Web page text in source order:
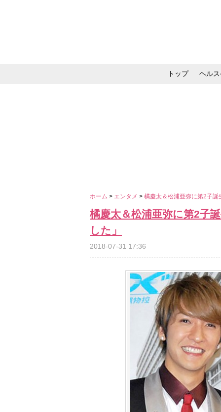
トップ ヘル
ホーム > エンタメ > 橘慶太＆松浦亜弥に第2子
橘慶太＆松浦亜弥に第2子
した」
2018-07-31 17:36